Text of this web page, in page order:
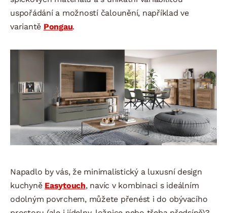
uspořádání a možností čalounění, například ve
variantě Pongau.
Napadlo by vás, že minimalistický a luxusní design
kuchyně Easytouch, navíc v kombinaci s ideálním
odolným povrchem, můžete přenést i do obývacího